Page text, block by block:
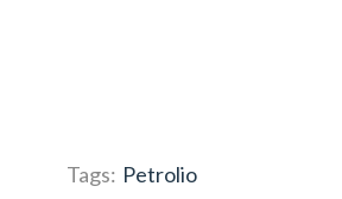
Tags: Petrolio